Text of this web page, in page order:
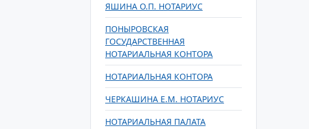
ЯШИНА О.П. НОТАРИУС
ПОНЫРОВСКАЯ
ГОСУДАРСТВЕННАЯ
НОТАРИАЛЬНАЯ КОНТОРА
НОТАРИАЛЬНАЯ КОНТОРА
ЧЕРКАШИНА Е.М. НОТАРИУС
НОТАРИАЛЬНАЯ ПАЛАТА